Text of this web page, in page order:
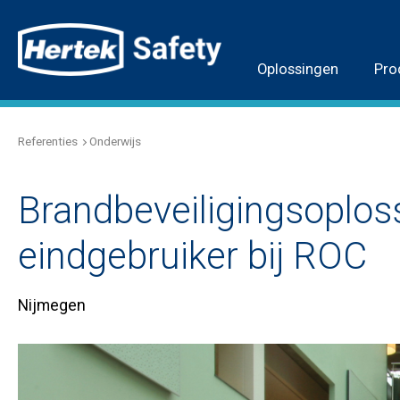
Oplossingen
Referenties Onderwijs
eindgebruiker bij ROC
Nijmegen